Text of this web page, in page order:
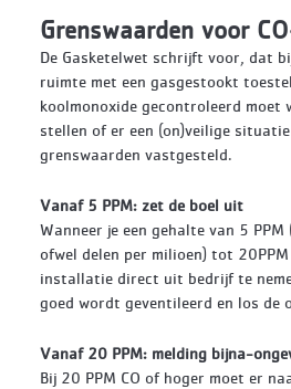
Grenswaarden voor
De Gasketelwet schrijft voor, dat
ruimte met een gasgestookt
koolmonoxide gecontroleerd moet
stellen of er een (on)veilige
grenswaarden vastgesteld.
Vanaf 5 PPM: zet de boel uit
Wanneer je een gehalte van 5 PPM
ofwel delen per milioen) tot
installatie direct uit bedrijf te
goed wordt geventileerd en los de
Vanaf 20 PPM: melding bijna-
Bij 20 PPM CO of hoger moet er